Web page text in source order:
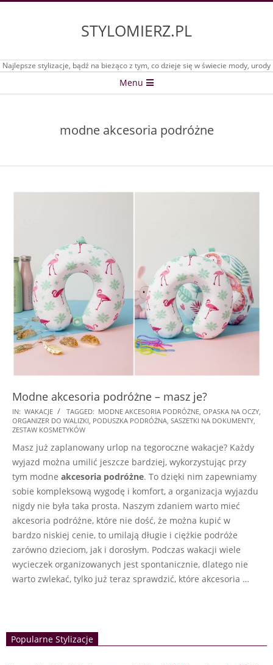
STYLOMIERZ.PL
Najlepsze stylizacje, bądź na bieżąco z tym, co dzieje się w świecie mody, urody
Menu
modne akcesoria podróżne
Modne akcesoria podróżne – masz je?
2025-
08-
IN: WAKACJE TAGGED: MODNE AKCESORIA PODRÓŻNE, OPASKA NA OCZY,
ORGANIZER DO WALIZKI, PODUSZKA PODRÓŻNA, SASZETKI NA DOKUMENTY,
ZESTAW KOSMETYKÓW
Masz już zaplanowany urlop na tegoroczne wakacje? Każdy
wyjazd można umilić jeszcze bardziej, wykorzystując przy
tym modne akcesoria podróżne. To dzięki nim zapewniamy
sobie kompleksową wygodę i komfort, a organizacja wyjazdu
nigdy nie była taka prosta. Naszym zdaniem warto mieć
akcesoria podróżne, które nie dość, że można kupić w
bardzo niskiej cenie, to umilają długie i ciężkie podróże
zarówno dzieciom, jak i dorosłym. Podczas wakacji wiele
wycieczek organizowanych jest spontanicznie, dlatego nie
warto zwlekać, tylko już teraz sprawdzić, które akcesoria …
Popularne Stylizacje